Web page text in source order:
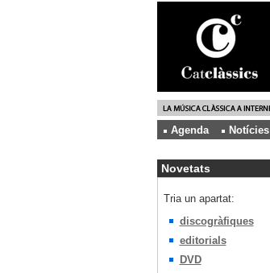
Agenda
Notícies
Novetats
Tria un apartat:
discogràfiques
editorials
DVD